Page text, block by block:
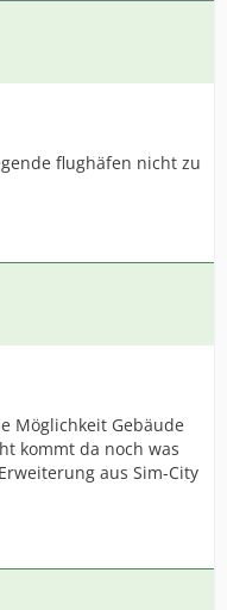
flughäfen nicht zu
Möglichkeit Gebäude
kommt da noch was
aus Sim-City